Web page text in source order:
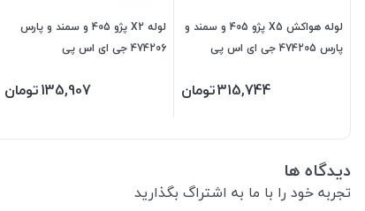
لوله هواکش X5 پژو 405 و سمند و
پارس 474205 جی ای اس پی
315,744تومان
لوله X2 پژو 405 و سمند و پارس
474206 جی ای اس پی
135,907تومان
دیدگاه ها
تجربه خود را با ما به اشتراگ بگذارید